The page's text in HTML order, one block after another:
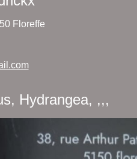
Floreffe
Hydrangea, ,,,